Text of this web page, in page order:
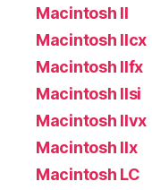
Macintosh II
Macintosh IIcx
Macintosh IIfx
Macintosh IIsi
Macintosh IIvx
Macintosh IIx
Macintosh LC